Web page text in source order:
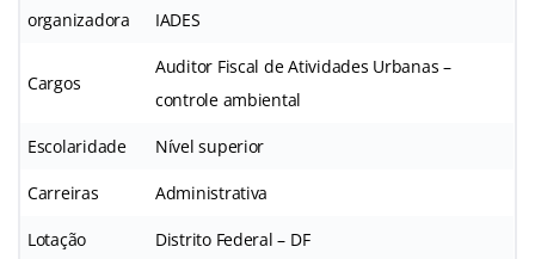
organizadora
IADES
Cargos
Auditor Fiscal de Atividades Urbanas –
controle ambiental
Escolaridade Nível superior
Carreiras Administrativa
Lotação Distrito Federal – DF